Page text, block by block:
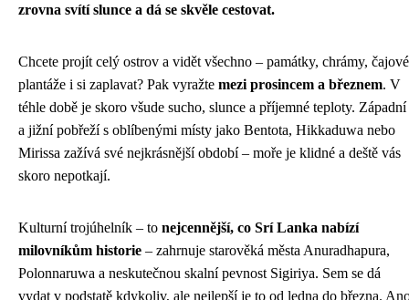
zrovna svítí slunce a dá se skvěle cestovat.
Chcete projít celý ostrov a vidět všechno – památky, chrámy, čajové
plantáže i si zaplavat? Pak vyražte mezi prosincem a březnem. V
téhle době je skoro všude sucho, slunce a příjemné teploty. Západní
a jižní pobřeží s oblíbenými místy jako Bentota, Hikkaduwa nebo
Mirissa zažívá své nejkrásnější období – moře je klidné a deště vás
skoro nepotkají.
Kulturní trojúhelník – to nejcennější, co Srí Lanka nabízí
milovníkům historie – zahrnuje starověká města Anuradhapura,
Polonnaruwa a neskutečnou skalní pevnost Sigiriya. Sem se dá
vydat v podstatě kdykoliv, ale nejlepší je to od ledna do března.